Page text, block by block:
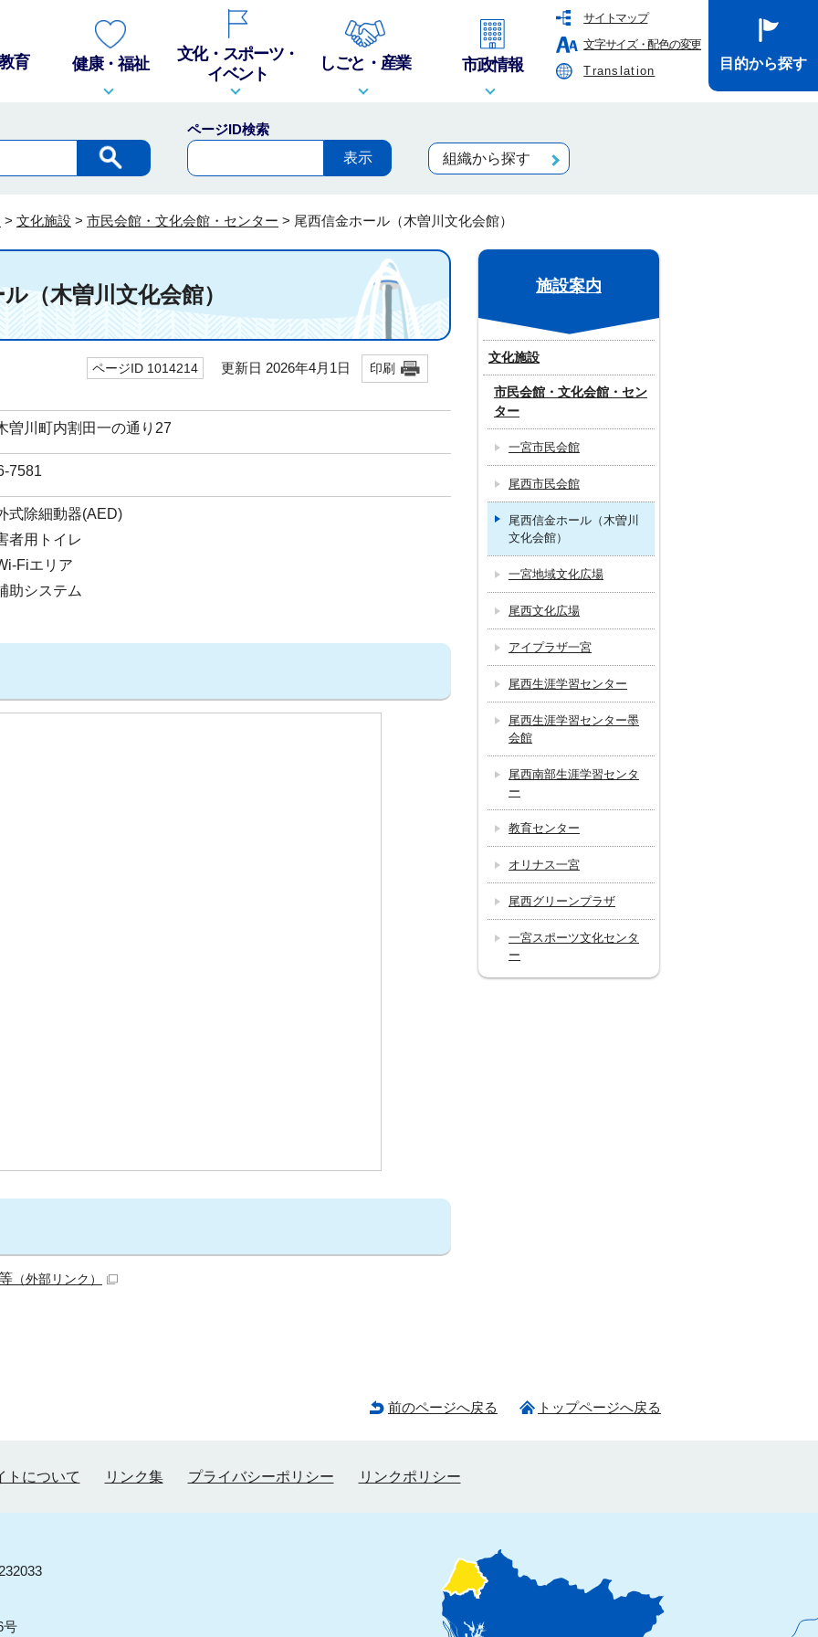
サイトマップ
文字サイズ・配色の変更
Translation
育 健康・福祉
文化・スポーツ・
イベント
しごと・産業 市政情報 目的から探す
ページID検索
組織から探す
> 文化施設 > 市民会館・文化会館・センター > 尾西信金ホール（木曽川文化会館）
（木曽川文化会館）
ページID 1014214 更新日 2026年4月1日 印刷
曽川町内割田一の通り27
7581
式除細動器(AED)
者用トイレ
Fiエリア
助システム
（外部リンク）
施設案内
文化施設
市民会館・文化会館・セン
ター
一宮市民会館
尾西市民会館
尾西信金ホール（木曽川
文化会館）
一宮地域文化広場
尾西文化広場
アイプラザ一宮
尾西生涯学習センター
尾西生涯学習センター墨
会館
尾西南部生涯学習センタ
ー
教育センター
オリナス一宮
尾西グリーンプラザ
一宮スポーツ文化センタ
ー
前のページへ戻る トップページへ戻る
トについて リンク集 プライバシーポリシー リンクポリシー
号